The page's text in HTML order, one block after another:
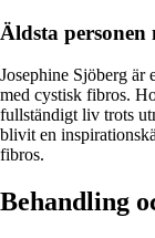
Äldsta personen
Josephine Sjöberg är
med cystisk fibros.
fullständigt liv trots
blivit en
fibros.
Behandling